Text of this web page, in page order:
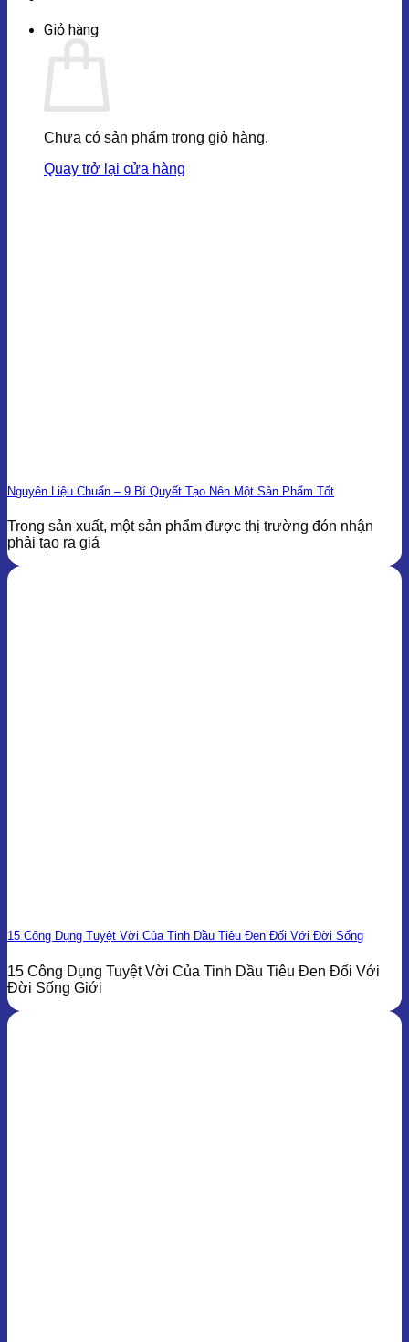
Giỏ hàng
Chưa có sản phẩm trong giỏ hàng.
Quay trở lại cửa hàng
Nguyên Liệu Chuẩn – 9 Bí Quyết Tạo Nên Một Sản Phẩm Tốt
Trong sản xuất, một sản phẩm được thị trường đón nhận
phải tạo ra giá
15 Công Dụng Tuyệt Vời Của Tinh Dầu Tiêu Đen Đối Với Đời Sống
15 Công Dụng Tuyệt Vời Của Tinh Dầu Tiêu Đen Đối Với
Đời Sống Giới